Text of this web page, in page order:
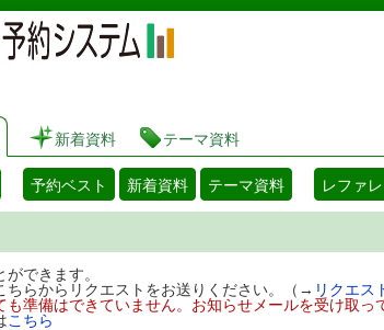
岡山県立図書館 蔵書検索
新着資料 テーマ資料
予約ベスト 新着資料 テーマ資料 レファ
できます。
らからリクエストをお送りください。（→ リクエス
準備はできていません。お知らせメールを受け取っ
こちら